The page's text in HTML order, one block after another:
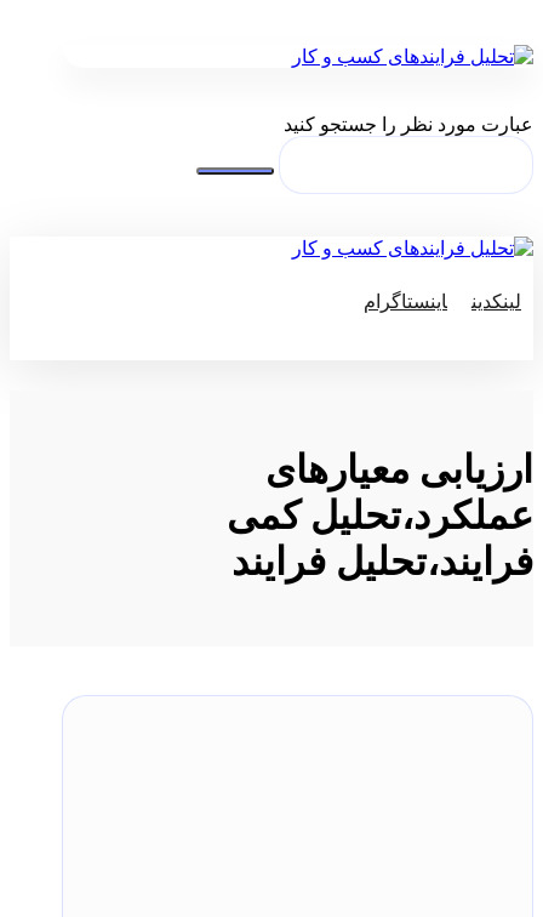
عبارت مورد نظر را جستجو کنید
لینکدین
اینستاگرام
ارزیابی معیارهای
عملکرد،تحلیل کمی
فرایند،تحلیل فرایند